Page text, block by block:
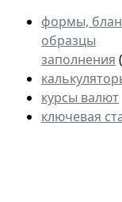
формы,
образцы
заполнения (
курсы валют
ключевая